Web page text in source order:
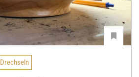
Drechseln